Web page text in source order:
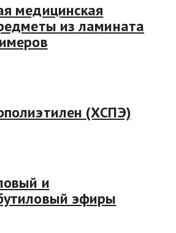
медицинская
из ламината
(ХСПЭ)
и
эфиры